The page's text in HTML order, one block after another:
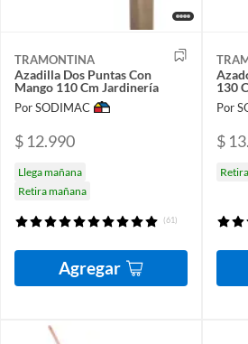
TRAMONTINA
Azadilla Dos Puntas Con
Mango 110 Cm Jardinería
Por SODIMAC
$ 12.990
Llega mañana
Retira mañana
(61)
Agregar
130
Por
$